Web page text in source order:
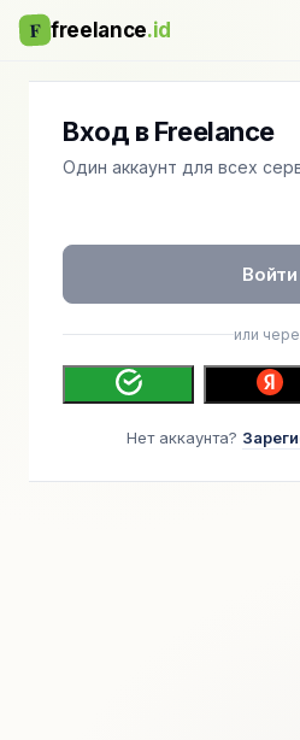
F freelance.id
Вход в Freelance
Один аккаунт для всех
Войти
или
Нет аккаунта?